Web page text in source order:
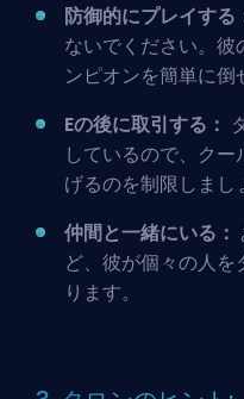
防御的にプレイする
ないでください。彼
ンピオンを簡単に倒
Eの後に取引する：
しているので、ク
げるのを制限しまし
仲間と一緒にいる：
ど、彼が個々の人
ります。